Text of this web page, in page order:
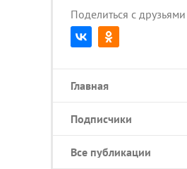
Поделиться с друзьями
Главная
Подписчики
Все публикации